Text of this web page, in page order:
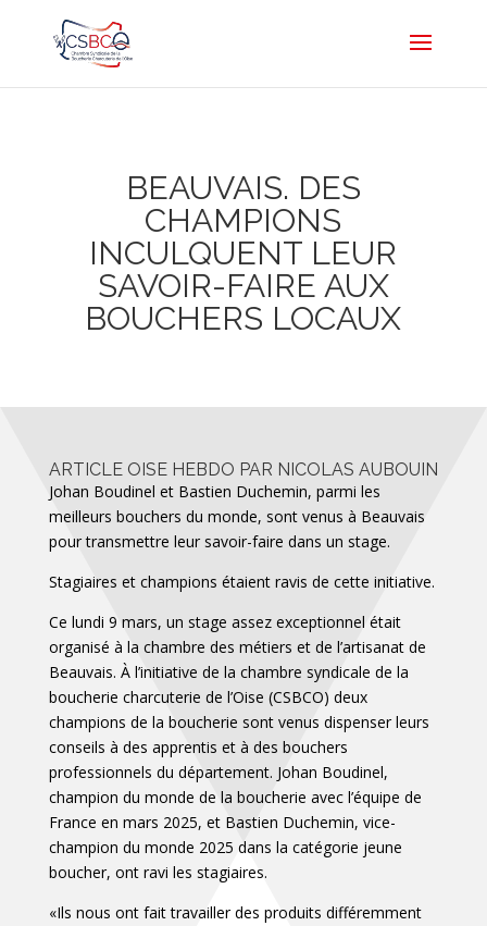
BEAUVAIS. DES
CHAMPIONS
INCULQUENT LEUR
SAVOIR-FAIRE AUX
BOUCHERS LOCAUX
ARTICLE OISE HEBDO PAR NICOLAS AUBOUIN
Johan Boudinel et Bastien Duchemin, parmi les
meilleurs bouchers du monde, sont venus à Beauvais
pour transmettre leur savoir-faire dans un stage.
Stagiaires et champions étaient ravis de cette initiative.
Ce lundi 9 mars, un stage assez exceptionnel était
organisé à la chambre des métiers et de l’artisanat de
Beauvais. À l’initiative de la chambre syndicale de la
boucherie charcuterie de l’Oise (CSBCO) deux
champions de la boucherie sont venus dispenser leurs
conseils à des apprentis et à des bouchers
professionnels du département. Johan Boudinel,
champion du monde de la boucherie avec l’équipe de
France en mars 2025, et Bastien Duchemin, vice-
champion du monde 2025 dans la catégorie jeune
boucher, ont ravi les stagiaires.
«Ils nous ont fait travailler des produits différemment